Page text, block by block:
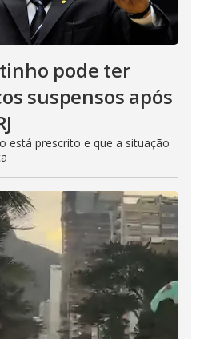
pode ter
suspensos após
está prescrito e que a situação